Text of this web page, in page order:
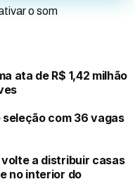
o som
ata de R$ 1,42 milhão
com 36 vagas
a distribuir casas
no interior do